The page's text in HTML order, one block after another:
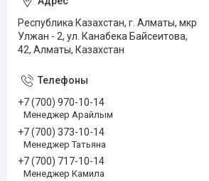
Республика Казахстан, г. Алматы, мкр
Улжан - 2, ул. Канабека Байсеитова,
42, Алматы, Казахстан
+7 (700) 970-10-14
Менеджер Арайлым
+7 (700) 373-10-14
Менеджер Татьяна
+7 (700) 717-10-14
Менеджер Камила